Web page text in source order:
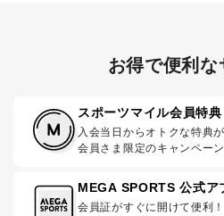
お得で便利な
スポーツマイル会員特典
入会当日からオトクな特典
会員さま限定のキャンペー
MEGA SPORTS 公式ア
会員証がすぐに開けて便利！